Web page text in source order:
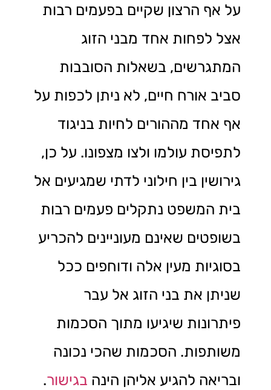
על אף הרצון שקיים בפעמים רבות
אצל לפחות אחד מבני הזוג
המתגרשים, בשאלות הסובבות
סביב אורח חיים, לא ניתן לכפות על
אף אחד מההורים לחיות בניגוד
לתפיסת עולמו ולצו מצפונו. על כן,
גירושין בין חילוני לדתי שמגיעים אל
בית המשפט נתקלים פעמים רבות
בשופטים שאינם מעוניינים להכריע
בסוגיות מעין אלה ודוחפים ככל
שניתן את בני הזוג אל עבר
פיתרונות שיגיעו מתוך הסכמות
משותפות. הסכמות שהכי נכונה
ובריאה להגיע אליהן הינה בגישור.